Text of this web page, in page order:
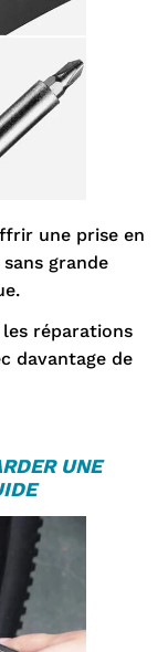
une prise en
grande
réparations
davantage de
UNE